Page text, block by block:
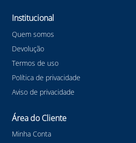
Institucional
Quem somos
Devolução
Termos de uso
Política de privacidade
Aviso de privacidade
Área do Cliente
Minha Conta